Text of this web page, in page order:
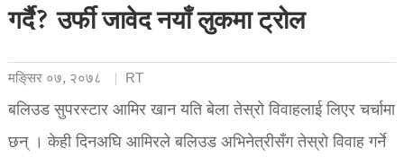
गर्दै? उर्फी जावेद नयाँ लुकमा ट्रोल
मङि्सर ०७, २०७८ RT
बलिउड सुपरस्टार आमिर खान यति बेला तेस्रो विवाहलाई लिएर चर्चामा
छन् । केही दिनअघि आमिरले बलिउड अभिनेत्रीसँग तेस्रो विवाह गर्ने